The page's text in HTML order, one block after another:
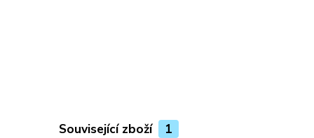
Související zboží 1